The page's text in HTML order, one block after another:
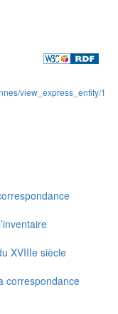
view_express_entity/1
XVIIIe siècle
correspondance